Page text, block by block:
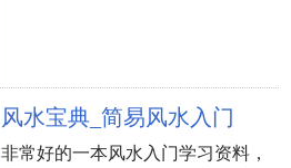
风水宝典_简易风水入门
非常好的一本风水入门学习资料，